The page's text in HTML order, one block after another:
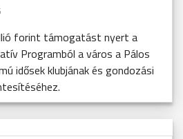
forint támogatást nyert a
Programból a város a Pálos
idősek klubjának és gondozási